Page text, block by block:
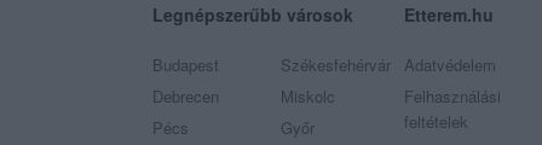
Legnépszerűbb városok
Budapest
Debrecen
Pécs
Székesfehérvár
Miskolc
Győr
Etterem.hu
Adatvédelem
Felhasználási
feltételek